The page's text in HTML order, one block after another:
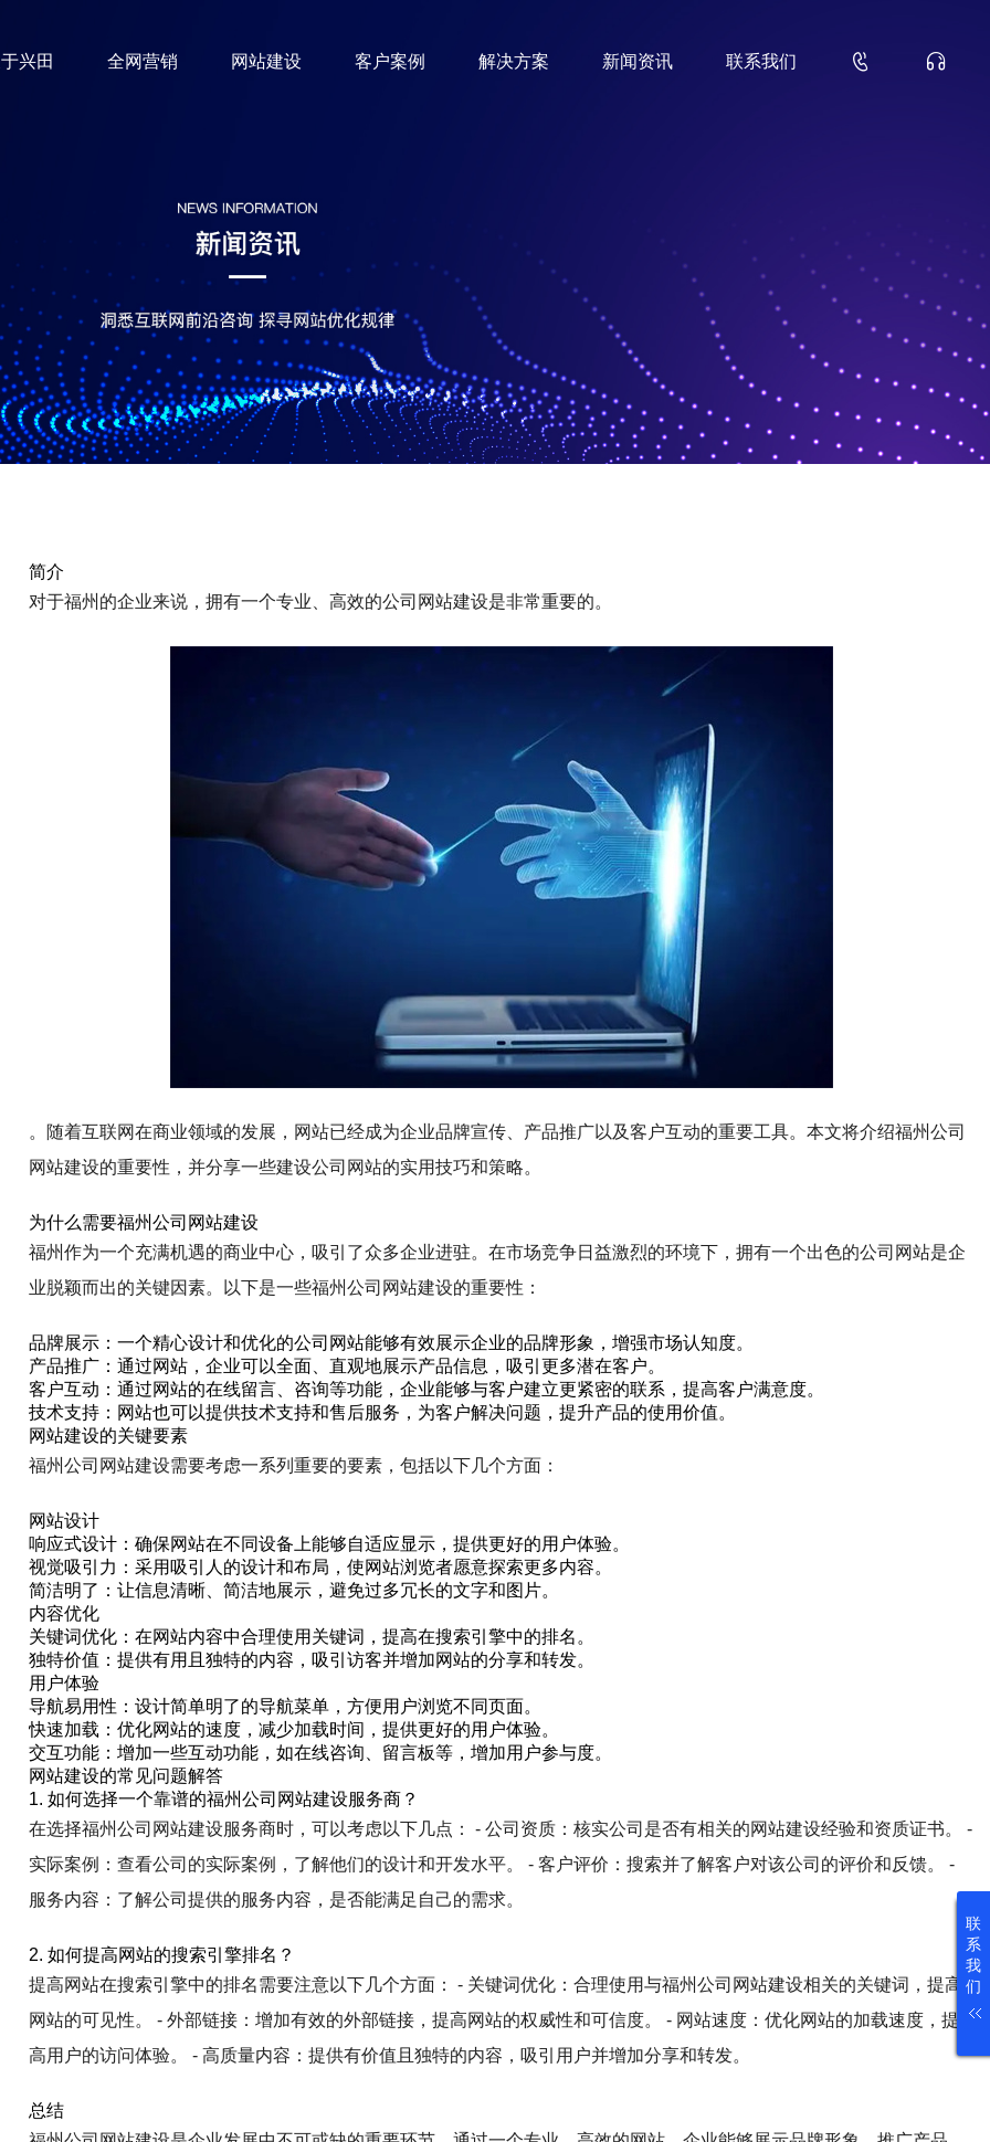
兴田 全网营销 网站建设 客户案例 解决方案 新闻资讯 联系我们  
联
系
我
们
简介
对于福州的企业来说，拥有一个专业、高效的公司网站建设是非常重要的。
。随着互联网在商业领域的发展，网站已经成为企业品牌宣传、产品推广以及客户互动的重要工具。本文将介绍福州公司
网站建设的重要性，并分享一些建设公司网站的实用技巧和策略。
为什么需要福州公司网站建设
福州作为一个充满机遇的商业中心，吸引了众多企业进驻。在市场竞争日益激烈的环境下，拥有一个出色的公司网站是企
业脱颖而出的关键因素。以下是一些福州公司网站建设的重要性：
品牌展示：一个精心设计和优化的公司网站能够有效展示企业的品牌形象，增强市场认知度。
产品推广：通过网站，企业可以全面、直观地展示产品信息，吸引更多潜在客户。
客户互动：通过网站的在线留言、咨询等功能，企业能够与客户建立更紧密的联系，提高客户满意度。
技术支持：网站也可以提供技术支持和售后服务，为客户解决问题，提升产品的使用价值。
网站建设的关键要素
福州公司网站建设需要考虑一系列重要的要素，包括以下几个方面：
网站设计
响应式设计：确保网站在不同设备上能够自适应显示，提供更好的用户体验。
视觉吸引力：采用吸引人的设计和布局，使网站浏览者愿意探索更多内容。
简洁明了：让信息清晰、简洁地展示，避免过多冗长的文字和图片。
内容优化
关键词优化：在网站内容中合理使用关键词，提高在搜索引擎中的排名。
独特价值：提供有用且独特的内容，吸引访客并增加网站的分享和转发。
用户体验
导航易用性：设计简单明了的导航菜单，方便用户浏览不同页面。
快速加载：优化网站的速度，减少加载时间，提供更好的用户体验。
交互功能：增加一些互动功能，如在线咨询、留言板等，增加用户参与度。
网站建设的常见问题解答
1. 如何选择一个靠谱的福州公司网站建设服务商？
在选择福州公司网站建设服务商时，可以考虑以下几点： - 公司资质：核实公司是否有相关的网站建设经验和资质证书。 -
实际案例：查看公司的实际案例，了解他们的设计和开发水平。 - 客户评价：搜索并了解客户对该公司的评价和反馈。 -
服务内容：了解公司提供的服务内容，是否能满足自己的需求。
2. 如何提高网站的搜索引擎排名？
提高网站在搜索引擎中的排名需要注意以下几个方面： - 关键词优化：合理使用与福州公司网站建设相关的关键词，提高
网站的可见性。 - 外部链接：增加有效的外部链接，提高网站的权威性和可信度。 - 网站速度：优化网站的加载速度，提
高用户的访问体验。 - 高质量内容：提供有价值且独特的内容，吸引用户并增加分享和转发。
总结